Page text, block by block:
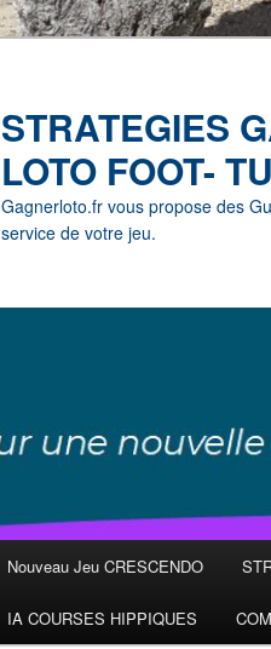
STRATEGIES
LOTO FOOT-
Gagnerloto.fr vous propose des
service de votre jeu.
Aller
au
Nouveau Jeu CRESCENDO
IA COURSES HIPPIQUES